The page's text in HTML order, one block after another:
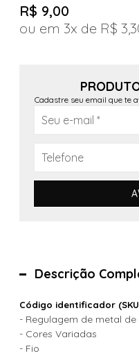
R$ 9,00
3x
R$
Cadastre seu email que te
Descrição
Código identificador
- Regulagem de metal
- Cores Variadas
- Fio